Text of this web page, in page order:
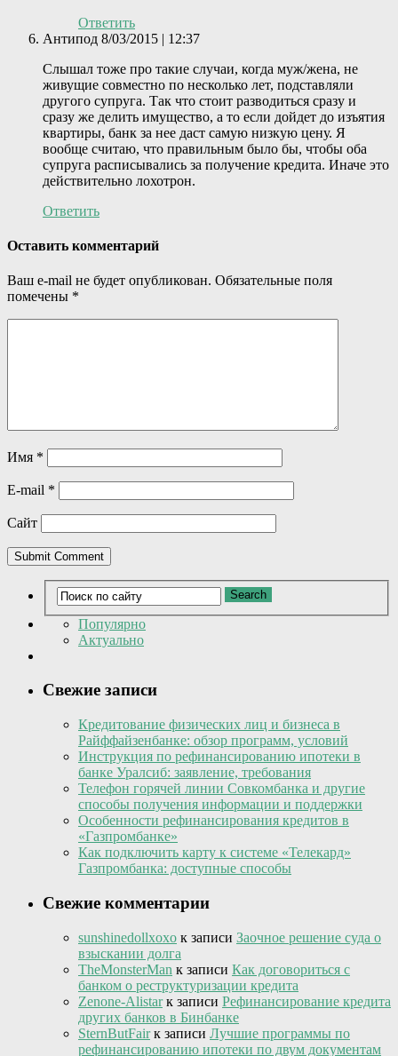
Ответить
Антипод 8/03/2015 | 12:37
Слышал тоже про такие случаи, когда муж/жена, не
живущие совместно по несколько лет, подставляли
другого супруга. Так что стоит разводиться сразу и
сразу же делить имущество, а то если дойдет до изъятия
квартиры, банк за нее даст самую низкую цену. Я
вообще считаю, что правильным было бы, чтобы оба
супруга расписывались за получение кредита. Иначе это
действительно лохотрон.
Ответить
Оставить комментарий
Ваш e-mail не будет опубликован. Обязательные поля
помечены *
Имя *
E-mail *
Сайт
Популярно
Актуально
Свежие записи
Кредитование физических лиц и бизнеса в
Райффайзенбанке: обзор программ, условий
Инструкция по рефинансированию ипотеки в
банке Уралсиб: заявление, требования
Телефон горячей линии Совкомбанка и другие
способы получения информации и поддержки
Особенности рефинансирования кредитов в
«Газпромбанке»
Как подключить карту к системе «Телекард»
Газпромбанка: доступные способы
Свежие комментарии
sunshinedollxoxo к записи Заочное решение суда о
взыскании долга
TheMonsterMan к записи Как договориться с
банком о реструктуризации кредита
Zenone-Alistarк записи Рефинансирование кредита
других банков в Бинбанке
SternButFairк записи Лучшие программы по
рефинансированию ипотеки по двум документам